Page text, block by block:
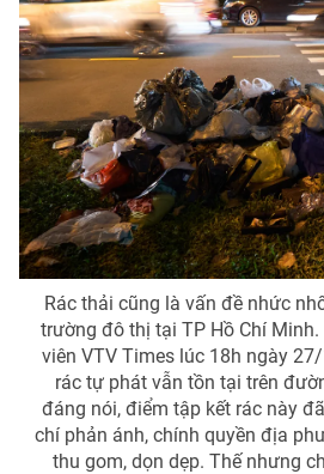
Rác thải cũng là vấn đề nhức
trường đô thị tại TP Hồ Chí
viên VTV Times lúc 18h ngày
rác tự phát vẫn tồn tại trên
đáng nói, điểm tập kết rác này
chí phản ánh, chính quyền địa
thu gom, dọn dẹp. Thế nhưng